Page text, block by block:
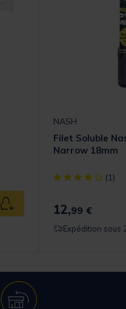
Ajouter au panier
NASH
Filet Soluble
Narrow 18mm
[object Object](1)
12,99 €
Expédition sous